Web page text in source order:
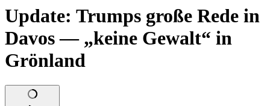
Update: Trumps große Rede in
Davos — „keine Gewalt“ in
Grönland